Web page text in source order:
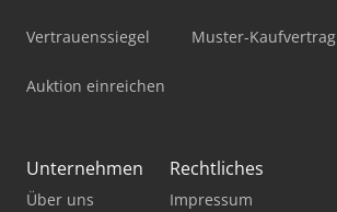
Vertrauenssiegel
Auktion einreichen
Muster-Kaufvertrag
Unternehmen
Über uns
Rechtliches
Impressum